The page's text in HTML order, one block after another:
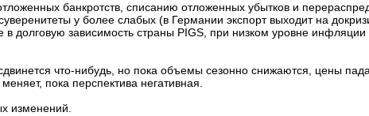
банкротств, списанию отложенных убытков и
у более слабых (в Германии экспорт выходит на
долговую зависимость страны PIGS, при низком уровне
что-нибудь, но пока объемы сезонно снижаются, цены
пока перспектива негативная.
изменений.